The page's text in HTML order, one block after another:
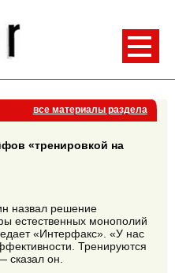
все материалы раздела
«тренировкой на
назвал решение
естественных монополий
«Интерфакс». «У нас
Тренируются
сказал он.